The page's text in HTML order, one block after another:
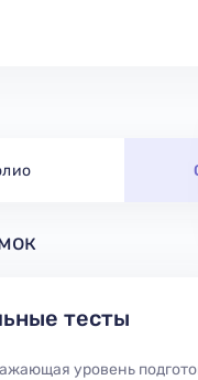
тесты
уровень